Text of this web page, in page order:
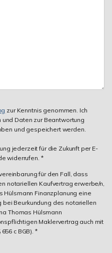
zur Kenntnis genommen. Ich
Daten zur Beantwortung
und gespeichert werden.
jederzeit für die Zukunft per E-
widerrufen. *
für den Fall, dass
notariellen Kaufvertrag erwerbe/n,
Hülsmann Finanzplanung eine
bei Beurkundung des notariellen
Thomas Hülsmann
Maklervertrag auch mit
c BGB). *